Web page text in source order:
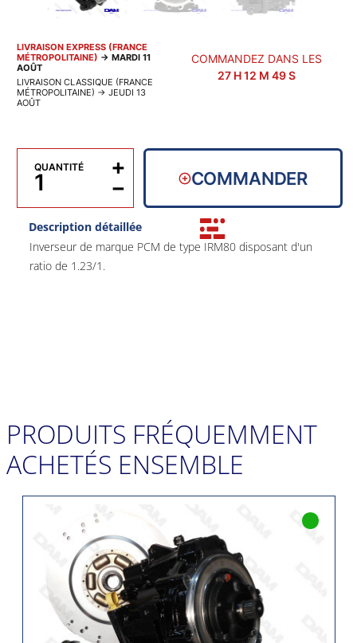
LIVRAISON EXPRESS (FRANCE
MÉTROPOLITAINE) → MARDI 11
AOÛT
LIVRAISON CLASSIQUE (FRANCE
MÉTROPOLITAINE) → JEUDI 13
AOÛT
COMMANDEZ DANS LES
27 H12 M48S
QUANTITÉ
−
+ COMMANDER
Description détaillée
Inverseur de marque PCM de type IRM80 disposant d'un
ratio de 1.23/1.
PRODUITS FRÉQUEMMENT
ACHETÉS ENSEMBLE